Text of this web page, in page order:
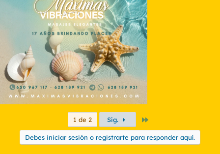
1 de 2 Sig.
Debes iniciar sesión o registrarte para responder aquí.